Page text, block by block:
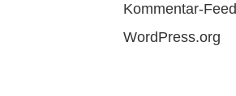
Kommentar-Feed
WordPress.org